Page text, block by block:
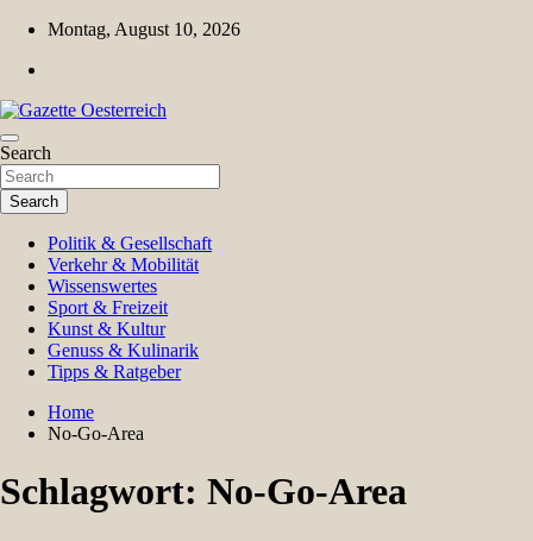
Skip
content
Montag, August 10, 2026
Gazette Oesterreich
Magazin für Freizeit, Politik, Kultur & Wissenschaft
Search
Search
Politik & Gesellschaft
Verkehr & Mobilität
Wissenswertes
Sport & Freizeit
Kunst & Kultur
Genuss & Kulinarik
Tipps & Ratgeber
Home
No-Go-Area
Schlagwort: No-Go-Area